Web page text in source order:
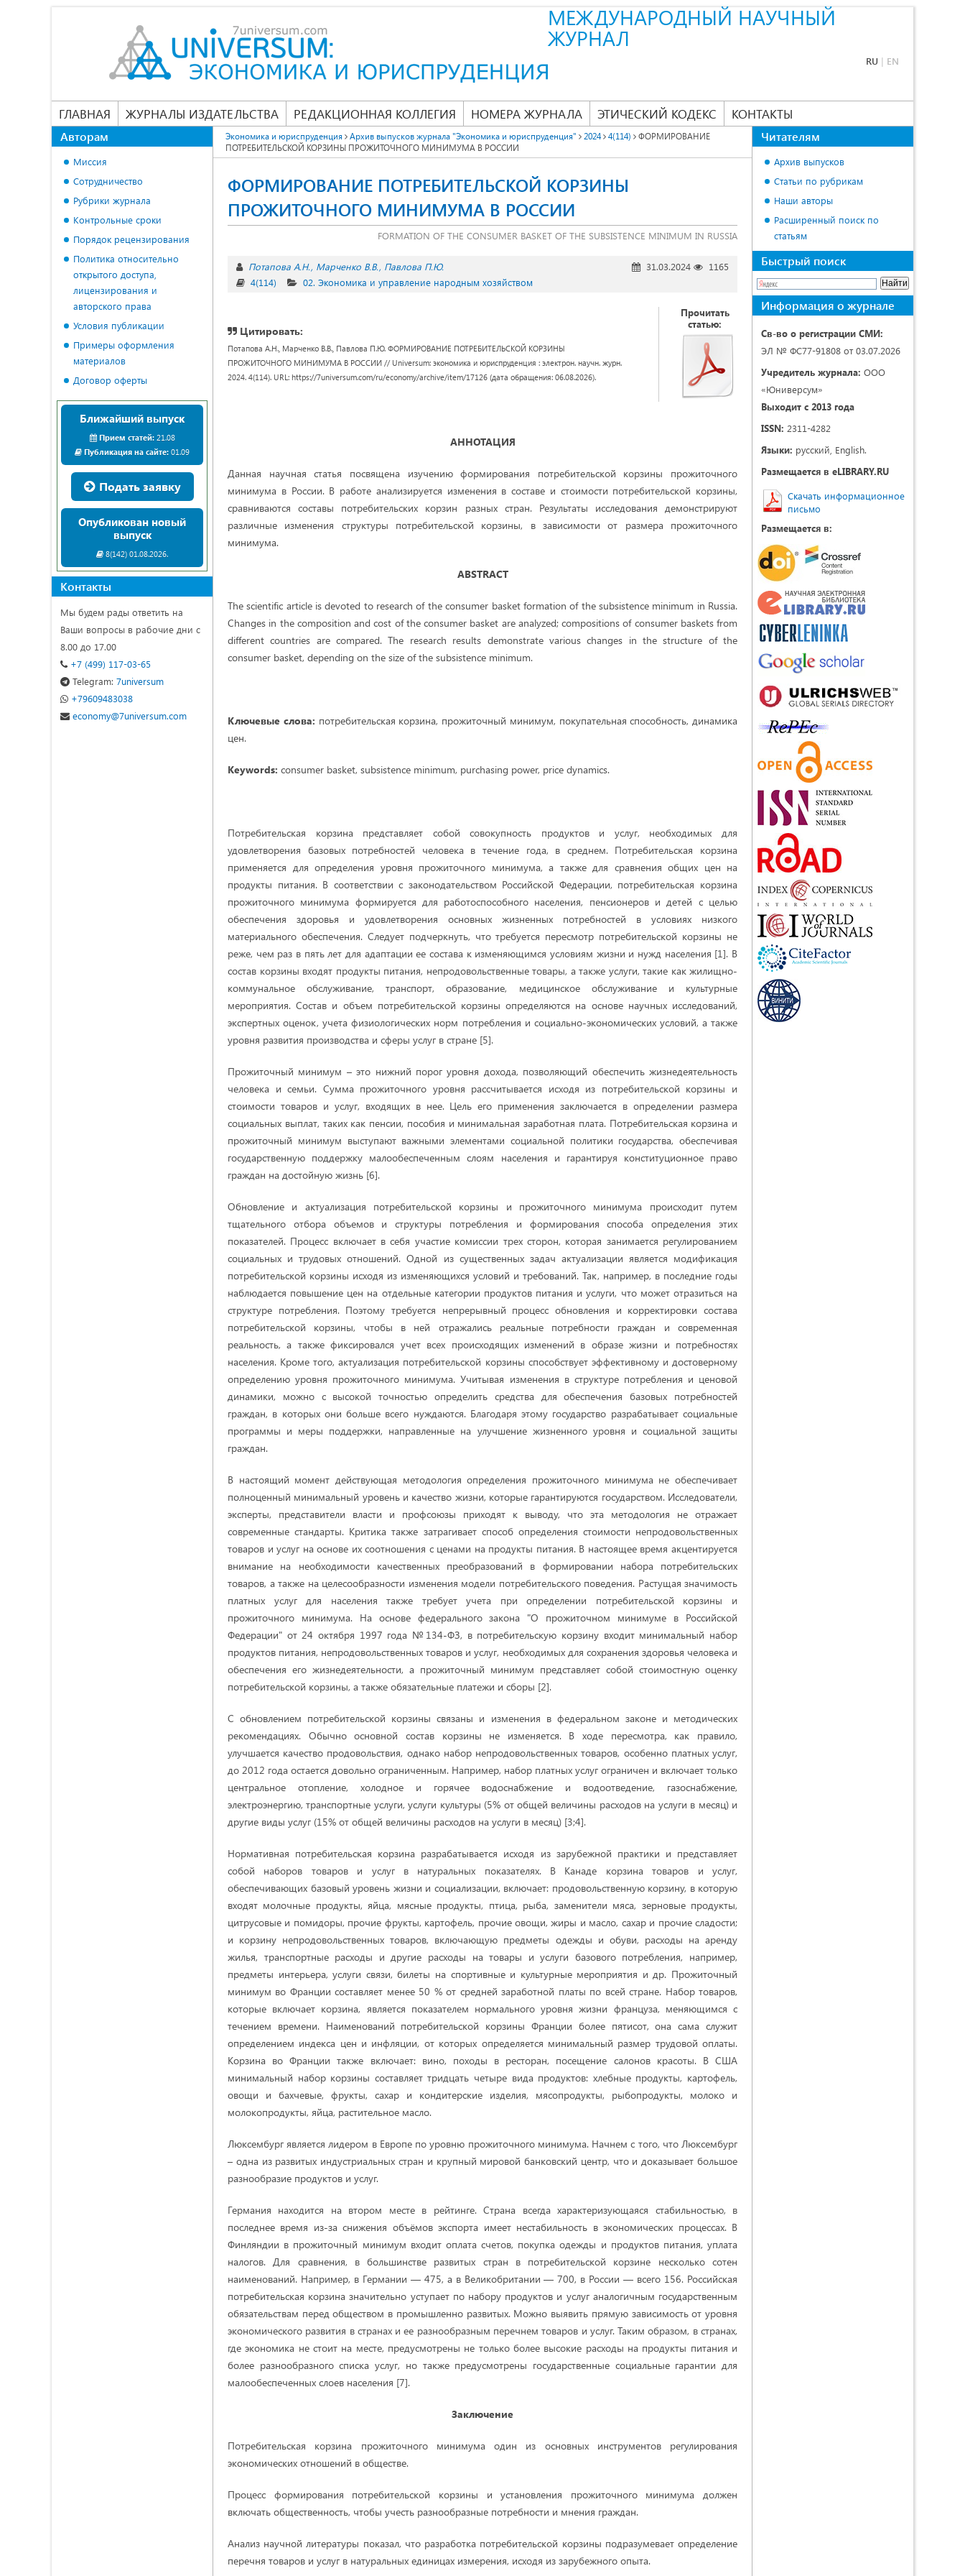
МЕЖДУНАРОДНЫЙ НАУЧНЫЙ
ЖУРНАЛ
RU | EN
ГЛАВНАЯ ЖУРНАЛЫ ИЗДАТЕЛЬСТВА РЕДАКЦИОННАЯ КОЛЛЕГИЯ НОМЕРА ЖУРНАЛА ЭТИЧЕСКИЙ КОДЕКС КОНТАКТЫ
Экономика и юриспруденция Архив выпусков журнала "Экономика и юриспруденция" 2024 4(114)
ФОРМИРОВАНИЕ
ПОТРЕБИТЕЛЬСКОЙ КОРЗИНЫ ПРОЖИТОЧНОГО МИНИМУМА В РОССИИ
ФОРМИРОВАНИЕ ПОТРЕБИТЕЛЬСКОЙ КОРЗИНЫ
ПРОЖИТОЧНОГО МИНИМУМА В РОССИИ
FORMATION OF THE CONSUMER BASKET OF THE SUBSISTENCE MINIMUM IN RUSSIA
Потапова А.Н. Марченко В.В. Павлова П.Ю. 31.03.2024
1165
4(114)
02. Экономика и управление народным хозяйством
Цитировать:
Потапова А.Н., Марченко В.В., Павлова П.Ю. ФОРМИРОВАНИЕ ПОТРЕБИТЕЛЬСКОЙ КОРЗИНЫ
ПРОЖИТОЧНОГО МИНИМУМА В РОССИИ // Universum: экономика и юриспруденция : электрон. научн. журн.
2024. 4(114). URL: https://7universum.com/ru/economy/archive/item/17126 (дата обращения: 06.08.2026).
Прочитать
статью:
АННОТАЦИЯ
Данная научная статья посвящена изучению формирования потребительской корзины прожиточного
минимума в России. В работе анализируется изменения в составе и стоимости потребительской корзины,
сравниваются составы потребительских корзин разных стран. Результаты исследования демонстрируют
различные изменения структуры потребительской корзины, в зависимости от размера прожиточного
минимума.
ABSTRACT
The scientific article is devoted to research of the consumer basket formation of the subsistence minimum in Russia.
Changes in the composition and cost of the consumer basket are analyzed; compositions of consumer baskets from
different countries are compared. The research results demonstrate various changes in the structure of the
consumer basket, depending on the size of the subsistence minimum.
Ключевые слова: потребительская корзина, прожиточный минимум, покупательная способность, динамика
цен.
Keywords: consumer basket, subsistence minimum, purchasing power, price dynamics.
Потребительская корзина представляет собой совокупность продуктов и услуг, необходимых для
удовлетворения базовых потребностей человека в течение года, в среднем. Потребительская корзина
применяется для определения уровня прожиточного минимума, а также для сравнения общих цен на
продукты питания. В соответствии с законодательством Российской Федерации, потребительская корзина
прожиточного минимума формируется для работоспособного населения, пенсионеров и детей с целью
обеспечения здоровья и удовлетворения основных жизненных потребностей в условиях низкого
материального обеспечения. Следует подчеркнуть, что требуется пересмотр потребительской корзины не
реже, чем раз в пять лет для адаптации ее состава к изменяющимся условиям жизни и нужд населения [1]. В
состав корзины входят продукты питания, непродовольственные товары, а также услуги, такие как жилищно-
коммунальное обслуживание, транспорт, образование, медицинское обслуживание и культурные
мероприятия. Состав и объем потребительской корзины определяются на основе научных исследований,
экспертных оценок, учета физиологических норм потребления и социально-экономических условий, а также
уровня развития производства и сферы услуг в стране [5].
Прожиточный минимум – это нижний порог уровня дохода, позволяющий обеспечить жизнедеятельность
человека и семьи. Сумма прожиточного уровня рассчитывается исходя из потребительской корзины и
стоимости товаров и услуг, входящих в нее. Цель его применения заключается в определении размера
социальных выплат, таких как пенсии, пособия и минимальная заработная плата. Потребительская корзина и
прожиточный минимум выступают важными элементами социальной политики государства, обеспечивая
государственную поддержку малообеспеченным слоям населения и гарантируя конституционное право
граждан на достойную жизнь [6].
Обновление и актуализация потребительской корзины и прожиточного минимума происходит путем
тщательного отбора объемов и структуры потребления и формирования способа определения этих
показателей. Процесс включает в себя участие комиссии трех сторон, которая занимается регулированием
социальных и трудовых отношений. Одной из существенных задач актуализации является модификация
потребительской корзины исходя из изменяющихся условий и требований. Так, например, в последние годы
наблюдается повышение цен на отдельные категории продуктов питания и услуги, что может отразиться на
структуре потребления. Поэтому требуется непрерывный процесс обновления и корректировки состава
потребительской корзины, чтобы в ней отражались реальные потребности граждан и современная
реальность, а также фиксировался учет всех происходящих изменений в образе жизни и потребностях
населения. Кроме того, актуализация потребительской корзины способствует эффективному и достоверному
определению уровня прожиточного минимума. Учитывая изменения в структуре потребления и ценовой
динамики, можно с высокой точностью определить средства для обеспечения базовых потребностей
граждан, в которых они больше всего нуждаются. Благодаря этому государство разрабатывает социальные
программы и меры поддержки, направленные на улучшение жизненного уровня и социальной защиты
граждан.
В настоящий момент действующая методология определения прожиточного минимума не обеспечивает
полноценный минимальный уровень и качество жизни, которые гарантируются государством. Исследователи,
эксперты, представители власти и профсоюзы приходят к выводу, что эта методология не отражает
современные стандарты. Критика также затрагивает способ определения стоимости непродовольственных
товаров и услуг на основе их соотношения с ценами на продукты питания. В настоящее время акцентируется
внимание на необходимости качественных преобразований в формировании набора потребительских
товаров, а также на целесообразности изменения модели потребительского поведения. Растущая значимость
платных услуг для населения также требует учета при определении потребительской корзины и
прожиточного минимума. На основе федерального закона "О прожиточном минимуме в Российской
Федерации" от 24 октября 1997 года №134-ФЗ, в потребительскую корзину входит минимальный набор
продуктов питания, непродовольственных товаров и услуг, необходимых для сохранения здоровья человека и
обеспечения его жизнедеятельности, а прожиточный минимум представляет собой стоимостную оценку
потребительской корзины, а также обязательные платежи и сборы [2].
С обновлением потребительской корзины связаны и изменения в федеральном законе и методических
рекомендациях. Обычно основной состав корзины не изменяется. В ходе пересмотра, как правило,
улучшается качество продовольствия, однако нaбор непродовольственных товаров, особенно платных услуг,
до 2012 года остается довольно ограниченным. Например, набор платных услуг ограничен и включает только
центральное отопление, холодное и горячее водоснабжение и водоотведение, газоснабжение,
электроэнергию, транспортные услуги, услуги культуры (5% от общей величины расходов на услуги в месяц) и
другие виды услуг (15% от общей величины расходов на услуги в месяц) [3;4].
Нормативная потребительская корзина разрабатывается исходя из зарубежной практики и представляет
собой наборов товаров и услуг в натуральных показателях. В Канаде корзина товаров и услуг,
обеспечивающих базовый уровень жизни и социализации, включает: продовольственную корзину, в которую
входят молочные продукты, яйца, мясные продукты, птица, рыба, заменители мяса, зерновые продукты,
цитрусовые и помидоры, прочие фрукты, картофель, прочие овощи, жиры и масло, сахар и прочие сладости;
и корзину непродовольственных товаров, включающую предметы одежды и обуви, расходы на аренду
жилья, транспортные расходы и другие расходы на товары и услуги базового потребления, например,
предметы интерьера, услуги связи, билеты на спортивные и культурные мероприятия и др. Прожиточный
минимум во Франции составляет менее 50 % от средней заработной платы по всей стране. Набор товаров,
которые включает корзина, является показателем нормального уровня жизни француза, меняющимся с
течением времени. Наименований потребительской корзины Франции более пятисот, она сама служит
определением индекса цен и инфляции, от которых определяется минимальный размер трудовой оплаты.
Корзина во Франции также включает: вино, походы в ресторан, посещение салонов красоты. В США
минимальный набор корзины составляет тридцать четыре вида продуктов: хлебные продукты, картофель,
овощи и бахчевые, фрукты, сахар и кондитерские изделия, мясопродукты, рыбопродукты, молоко и
молокопродукты, яйца, растительное масло.
Люксембург является лидером в Европе по уровню прожиточного минимума. Начнем с того, что Люксембург
– одна из развитых индустриальных стран и крупный мировой банковский центр, что и доказывает большое
разнообразие продуктов и услуг.
Германия находится на втором месте в рейтинге. Страна всегда характеризующаяся стабильностью, в
последнее время из-зa снижения объёмов экспорта имеет нестабильность в экономических процессах. В
Финляндии в прожиточный минимум входит оплата счетов, покупка одежды и продуктов питания, уплата
налогов. Для сравнения, в большинстве развитых стран в потребительской корзине несколько сотен
наименований. Например, в Германии — 475, а в Великобритании — 700, в России — всего 156. Российская
потребительская корзина значительно уступает по набору продуктов и услуг аналогичным государственным
обязательствам перед обществом в промышленно развитых. Можно выявить прямую зависимость от уровня
экономического развития в странах и ее разнообразным перечнем товаров и услуг. Таким образом, в странах,
где экономика не стоит на месте, предусмотрены не только более высокие расходы на продукты питания и
более разнообразного списка услуг, но также предусмотрены государственные социальные гарантии для
малообеспеченных слоев населения [7].
Заключение
Потребительская корзина прожиточного минимума один из основных инструментов регулирования
экономических отношений в обществе.
Процесс формирования потребительской корзины и установления прожиточного минимума должен
включать общественность, чтобы учесть разнообразные потребности и мнения граждан.
Анализ научной литературы показал, что разработка потребительской корзины подразумевает определение
перечня товаров и услуг в натуральных единицах измерения, исходя из зарубежного опыта.
Авторам
Миссия
Сотрудничество
Рубрики журнала
Контрольные сроки
Порядок рецензирования
Политика относительно
открытого доступа,
лицензирования и
авторского права
Условия публикации
Примеры оформления
материалов
Договор оферты
Ближайший выпуск
Прием статей:21.08
Публикация на сайте: 01.09
Подать заявку
Опубликован новый
выпуск
8(142) 01.08.2026.
Контакты
Мы будем рады ответить на
Ваши вопросы в рабочие дни с
8.00 до 17.00
+7 (499) 117-03-65
Telegram: 7universum
+79609483038
economy@7universum.com
Читателям
Архив выпусков
Статьи по рубрикам
Наши авторы
Расширенный поиск по
статьям
Быстрый поиск
Информация о журнале
Св-во о регистрации СМИ:
ЭЛ № ФС77-91808 от 03.07.2026
Учредитель журнала: ООО
«Юниверсум»
Выходит с 2013 года
ISSN: 2311-4282
Языки: русский, English.
Размещается в eLIBRARY.RU
Скачать информационное
письмо
Размещается в: